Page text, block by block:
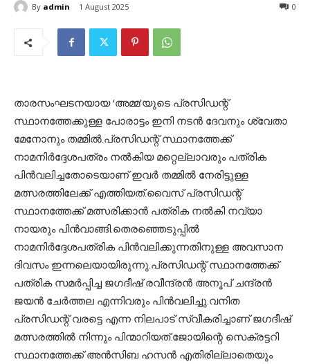
By admin 1 August 2025 0
താരസംഘടനയായ ‘അമ്മ’യുടെ പ്രസിഡന്റ്
സ്ഥാനത്തേക്കുള്ള പോരാട്ടം ഇനി നടന്‍ ദേവനും ശ്വേതാ
മേനോനും തമ്മില്‍.പ്രസിഡന്റ് സ്ഥാനത്തേക്ക്
നാമനിര്‍ദ്ദേശപത്രം നല്‍കിയ മറ്റെല്ലാവരും പത്രിക
പിന്‍വലിച്ചതോടെയാണ് ഇവര്‍ തമ്മില്‍ നേരിട്ടുള്ള
മത്സരത്തിലേക്ക് എത്തിയത്.വൈസ് പ്രസിഡന്റ്
സ്ഥാനത്തേക്ക് മത്സരിക്കാന്‍ പത്രിക നല്‍കി നവ്യാ
നായരും പിന്‍വാങ്ങി.തെരഞ്ഞെടുപ്പില്‍
നാമനിര്‍ദ്ദേശപത്രിക പിന്‍വലിക്കുന്നതിനുള്ള അവസാന
ദിവസം ഇന്നലെയായിരുന്നു.പ്രസിഡന്റ് സ്ഥാനത്തേക്ക്
പത്രിക സമര്‍പ്പിച്ച ജഗദീഷ് രവീന്ദ്രന്‍ അനൂപ് ചന്ദ്രന്‍
ജയന്‍ ചേര്‍ത്തല എന്നിവരും പിന്‍വലിച്ചു.വനിത
പ്രസിഡന്റ് വരട്ടെ എന്ന നിലപാട് സ്വീകരിച്ചാണ് ജഗദീഷ്
മത്സരത്തില്‍ നിന്നും പിന്മാറിയത്.ജോയിന്റെ സെക്രട്ടറി
സ്ഥാനത്തേക്ക് അന്‍സിബ ഹസന്‍ എതിരില്ലാതെയും